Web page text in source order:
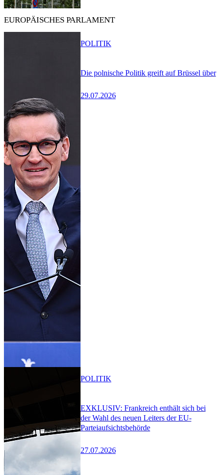
EUROPÄISCHES PARLAMENT
Die polnische Politik greift auf Brüssel über
29.07.2026
POLITIK
EXKLUSIV: Frankreich enthält sich bei
der Wahl des neuen Leiters der EU-
Parteiaufsichtsbehörde
27.07.2026
POLITIK